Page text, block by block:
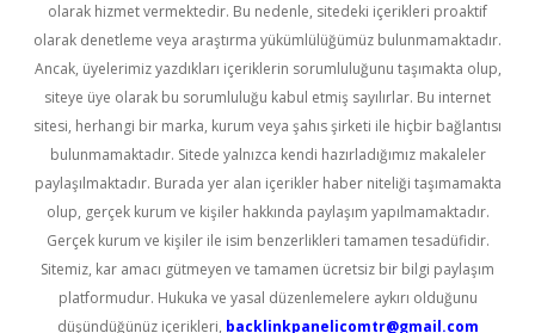
olarak hizmet vermektedir. Bu nedenle, sitedeki içerikleri proaktif
olarak denetleme veya araştırma yükümlülüğümüz bulunmamaktadır.
Ancak, üyelerimiz yazdıkları içeriklerin sorumluluğunu taşımakta olup,
siteye üye olarak bu sorumluluğu kabul etmiş sayılırlar. Bu internet
sitesi, herhangi bir marka, kurum veya şahıs şirketi ile hiçbir bağlantısı
bulunmamaktadır. Sitede yalnızca kendi hazırladığımız makaleler
paylaşılmaktadır. Burada yer alan içerikler haber niteliği taşımamakta
olup, gerçek kurum ve kişiler hakkında paylaşım yapılmamaktadır.
Gerçek kurum ve kişiler ile isim benzerlikleri tamamen tesadüfidir.
Sitemiz, kar amacı gütmeyen ve tamamen ücretsiz bir bilgi paylaşım
platformudur. Hukuka ve yasal düzenlemelere aykırı olduğunu
düşündüğünüz içerikleri, backlinkpanelicomtr@gmail.com